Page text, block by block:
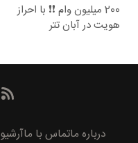
200 میلیون وام ❗❗ با احراز
هویت در آبان تتر
درباره ماتماس با ماآرشیو